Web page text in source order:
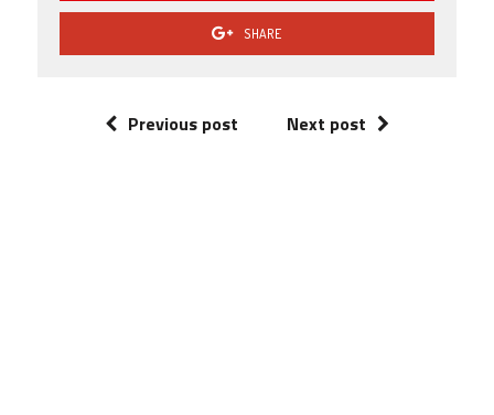
SHARE
Previous post Next post